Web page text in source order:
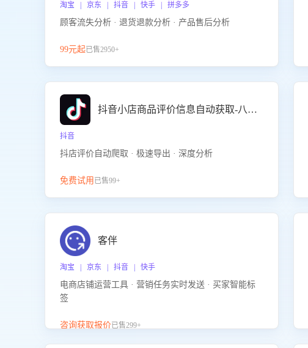
淘宝 | 京东 | 抖音 | 快手 | 拼多多
顾客流失分析 · 退货退款分析 · 产品售后分析
99元起已售2950+
抖音小店商品评价信息自动获取-八爪鱼
抖音
抖店评价自动爬取 · 极速导出 · 深度分析
免费试用 已售99+
客伴
淘宝 | 京东 | 抖音 | 快手
电商店铺运营工具 · 营销任务实时发送 · 买家智能标
签
咨询获取报价已售299+